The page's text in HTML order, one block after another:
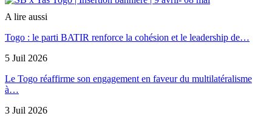
A lire aussi
Togo : le parti BATIR renforce la cohésion et le leadership de…
5 Juil 2026
Le Togo réaffirme son engagement en faveur du multilatéralisme
à…
3 Juil 2026